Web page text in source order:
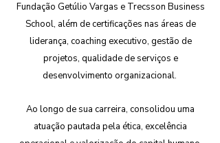
Fundação Getúlio Vargas e Trecsson Business
School, além de certificações nas áreas de
liderança, coaching executivo, gestão de
projetos, qualidade de serviços e
desenvolvimento organizacional.
Ao longo de sua carreira, consolidou uma
atuação pautada pela ética, excelência